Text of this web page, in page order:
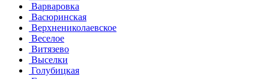
Варваровка
Васюринская
Верхнениколаевское
Веселое
Витязево
Выселки
Голубицкая